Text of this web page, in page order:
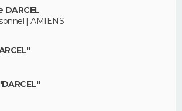
DARCEL
| AMIENS